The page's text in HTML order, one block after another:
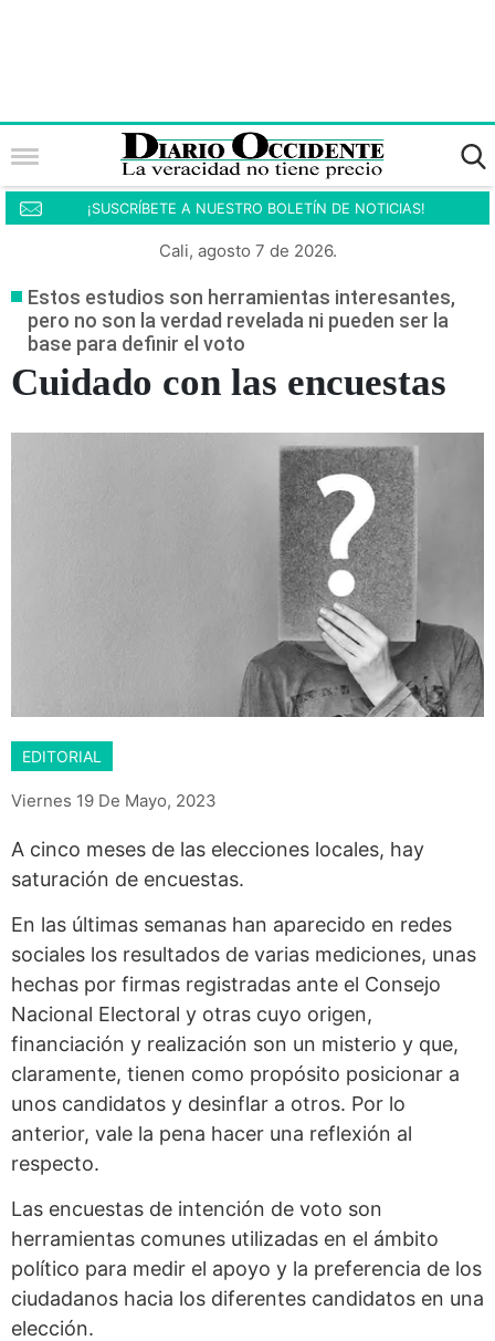
¡SUSCRÍBETE A NUESTRO BOLETÍN DE NOTICIAS!
Cali, agosto 7 de 2026.
Estos estudios son herramientas interesantes,
pero no son la verdad revelada ni pueden ser la
base para definir el voto
Cuidado con las encuestas
EDITORIAL
Viernes 19 De Mayo, 2023
A cinco meses de las elecciones locales, hay
saturación de encuestas.
En las últimas semanas han aparecido en redes
sociales los resultados de varias mediciones, unas
hechas por firmas registradas ante el Consejo
Nacional Electoral y otras cuyo origen,
financiación y realización son un misterio y que,
claramente, tienen como propósito posicionar a
unos candidatos y desinflar a otros. Por lo
anterior, vale la pena hacer una reflexión al
respecto.
Las encuestas de intención de voto son
herramientas comunes utilizadas en el ámbito
político para medir el apoyo y la preferencia de los
ciudadanos hacia los diferentes candidatos en una
elección.